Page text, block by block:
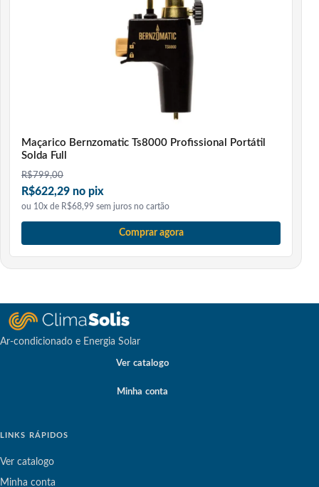
Maçarico Bernzomatic Ts8000 Profissional Portátil
Solda Full
R$799,00
R$622,29 no pix
ou 10x de R$68,99 sem juros no cartão
Comprar agora
Ar-condicionado e Energia Solar
Ver catalogo
Minha conta
LINKS RÁPIDOS
Ver catalogo
Minha conta